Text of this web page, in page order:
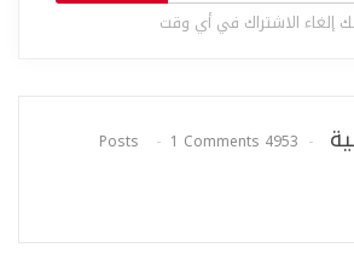
إلغاء الاشتراك في أي وقت
4953 Posts
1 Comments